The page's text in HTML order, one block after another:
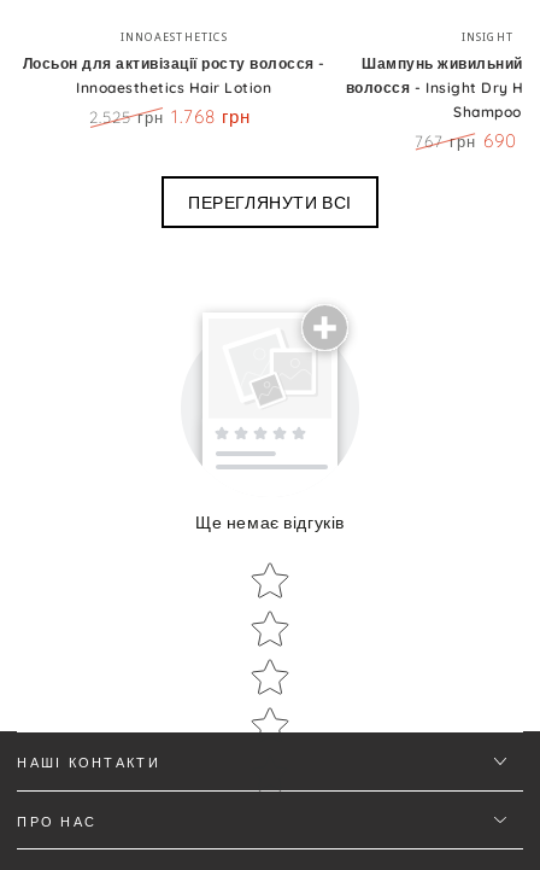
Бренд:
INNOAESTHETICS
Лосьон для активізації росту волосся -
Innoaesthetics Hair Lotion
2.525 грн 1.768 грн
INSIGHT
Шампунь живильний
волосся - Insight Dry
Shampoo
767 грн 690
ПЕРЕГЛЯНУТИ ВСІ
Поділиться досвідом використання
Star rating
Ім'я *
Ще немає відгуків
Star rating
НАШІ КОНТАКТИ
ПРО НАС